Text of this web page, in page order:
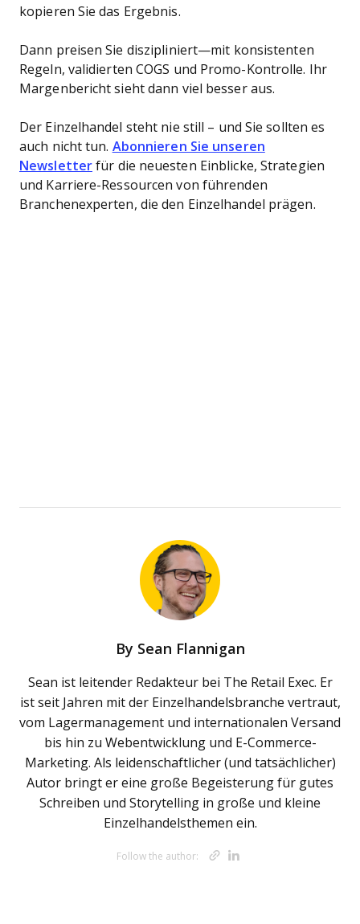
kopieren Sie das Ergebnis.
Dann preisen Sie diszipliniert—mit konsistenten
Regeln, validierten COGS und Promo-Kontrolle. Ihr
Margenbericht sieht dann viel besser aus.
Der Einzelhandel steht nie still – und Sie sollten es
auch nicht tun. Abonnieren Sie unseren
Newsletter für die neuesten Einblicke, Strategien
und Karriere-Ressourcen von führenden
Branchenexperten, die den Einzelhandel prägen.
By Sean Flannigan
Sean ist leitender Redakteur bei The Retail Exec. Er
ist seit Jahren mit der Einzelhandelsbranche vertraut,
vom Lagermanagement und internationalen Versand
bis hin zu Webentwicklung und E-Commerce-
Marketing. Als leidenschaftlicher (und tatsächlicher)
Autor bringt er eine große Begeisterung für gutes
Schreiben und Storytelling in große und kleine
Einzelhandelsthemen ein.
Follow the author: Opens new